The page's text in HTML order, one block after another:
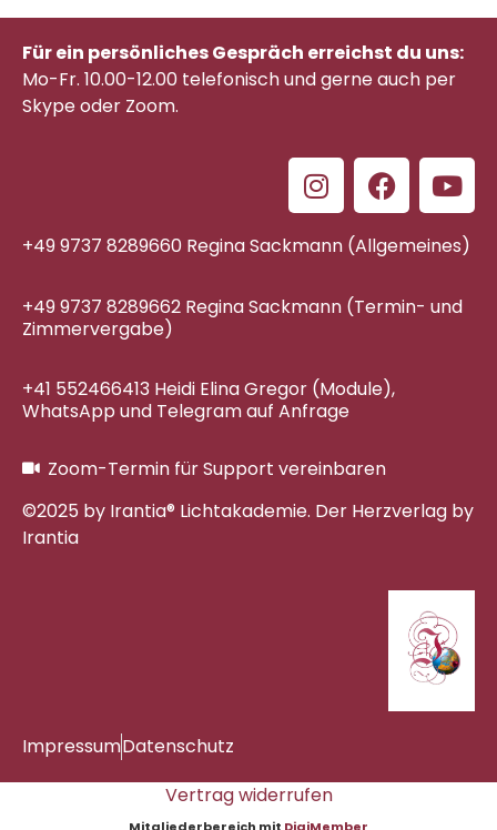
Für ein persönliches Gespräch erreichst du uns:
Mo-Fr. 10.00-12.00 telefonischund gerne auch per
Skype oder Zoom.
+49 9737 8289660 Regina Sackmann (Allgemeines)
+49 9737 8289662 Regina Sackmann (Termin- und
Zimmervergabe)
+41 552466413 Heidi Elina Gregor (Module),
WhatsApp und Telegram auf Anfrage
Zoom-Termin für Support vereinbaren
©2025 by Irantia® Lichtakademie. Der Herzverlag by
Irantia
ImpressumDatenschutz
Vertrag widerrufen